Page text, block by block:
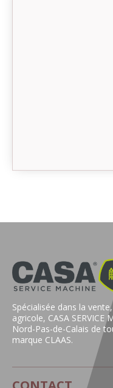
Spécialisée dans la
agricole, CASA
Nord-Pas-de-Calais de
marque CLAAS.